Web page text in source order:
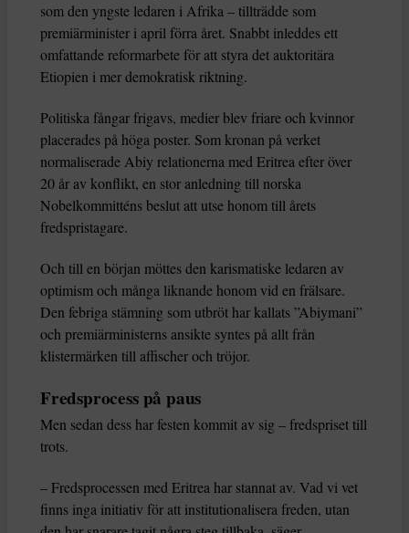
som den yngste ledaren i Afrika – tillträdde som
premiärminister i april förra året. Snabbt inleddes ett
omfattande reformarbete för att styra det auktoritära
Etiopien i mer demokratisk riktning.
Politiska fångar frigavs, medier blev friare och kvinnor
placerades på höga poster. Som kronan på verket
normaliserade Abiy relationerna med Eritrea efter över
20 år av konflikt, en stor anledning till norska
Nobelkommitténs beslut att utse honom till årets
fredspristagare.
Och till en början möttes den karismatiske ledaren av
optimism och många liknande honom vid en frälsare.
Den febriga stämning som utbröt har kallats ”Abiymani”
och premiärministerns ansikte syntes på allt från
klistermärken till affischer och tröjor.
Fredsprocess på paus
Men sedan dess har festen kommit av sig – fredspriset till
trots.
– Fredsprocessen med Eritrea har stannat av. Vad vi vet
finns inga initiativ för att institutionalisera freden, utan